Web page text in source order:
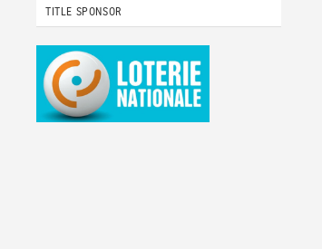
TITLE SPONSOR